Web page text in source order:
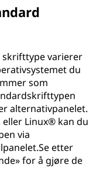
skrifttype varierer
du
som
alternativpanelet.
Linux® kan du
via
etter
for å gjøre de